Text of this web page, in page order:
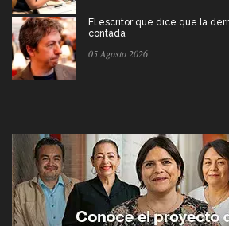
El escritor que dice que la
contada
05 Agosto 2026